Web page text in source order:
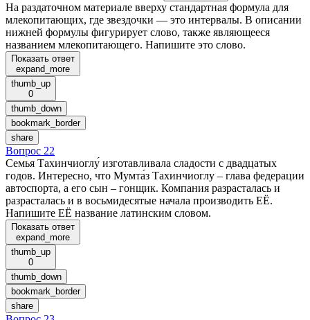
На раздаточном материале вверху стандартная формула для
млекопитающих, где звездочки — это интервалы. В описании
нижней формулы фигурирует слово, также являющееся
названием млекопитающего. Напишите это слово.
Показать ответ
expand_more
thumb_up
0
thumb_down
bookmark_border
share
Вопрос 22
Семья Тахинчиоглу́ изготавливала сладости с двадцатых
годов. Интересно, что Мумта́з Тахинчиоглу – глава федерации
автоспорта, а его сын – гонщик. Компания разрасталась и
разрасталась и в восьмидесятые начала производить ЕЁ.
Напишите ЕЁ название латинским словом.
Показать ответ
expand_more
thumb_up
0
thumb_down
bookmark_border
share